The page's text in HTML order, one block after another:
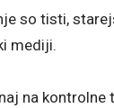
so tisti,
mediji.
na